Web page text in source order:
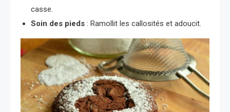
casse.
Soin des pieds : Ramollit les callosités et adoucit.